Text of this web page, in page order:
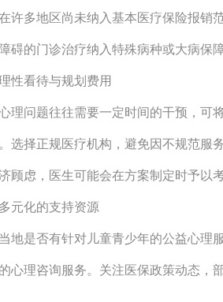
许多地区尚未纳入基本医疗保险报销
碍的门诊治疗纳入特殊病种或大病保障
性看待与规划费用
理问题往往需要一定时间的干预，可
选择正规医疗机构，避免因不规范服
顾虑，医生可能会在方案制定时予以考
元化的支持资源
地是否有针对儿童青少年的公益心理
心理咨询服务。关注医保政策动态，